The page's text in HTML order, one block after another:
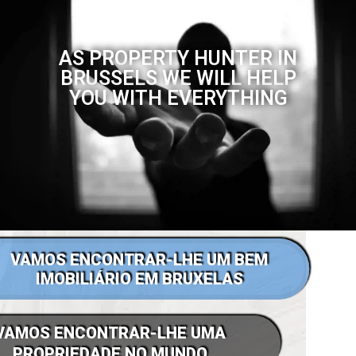
AS PROPERTY HUNTER IN
BRUSSELS WE WILL HELP
YOU WITH EVERYTHING
VAMOS ENCONTRAR-LHE UM BEM
IMOBILIÁRIO EM BRUXELAS
ENCONTRAR-LHE UMA